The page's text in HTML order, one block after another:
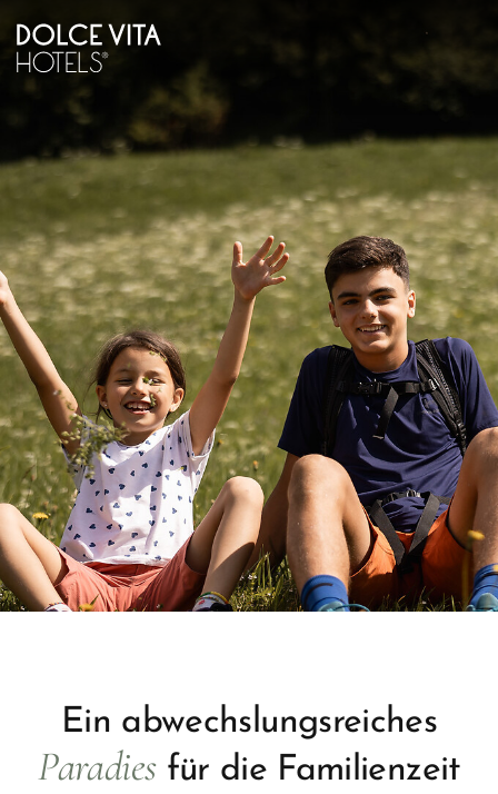
Ein abwechslungsreiches
Paradiesfür die Familienzeit